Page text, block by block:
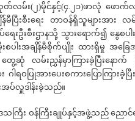
လမ်း(၂)မိုင်နှင့်(၄.၂၁)ဖာလုံ ဖော
မီပြီးစီးရေး တာဝန်ရှိသူများအာ
ဦးစီးဌာနသို့ သွားရောက်၍ နွေစပါ
ပါးအချိန်မီစိုက်ပျိုး ထားရှိမှု အခြ
တွေ့ဆုံ လမ်းညွှန်မှာကြားခဲ့ပြီးနေ
ါရဝပြုအားပေးစကားပြောကြားခဲ့
အပ်လှူဒါန်းခဲ့သည်။
း ဝန်ကြီးချုပ်နှင့်အဖွဲ့သည် ညောင်လေ